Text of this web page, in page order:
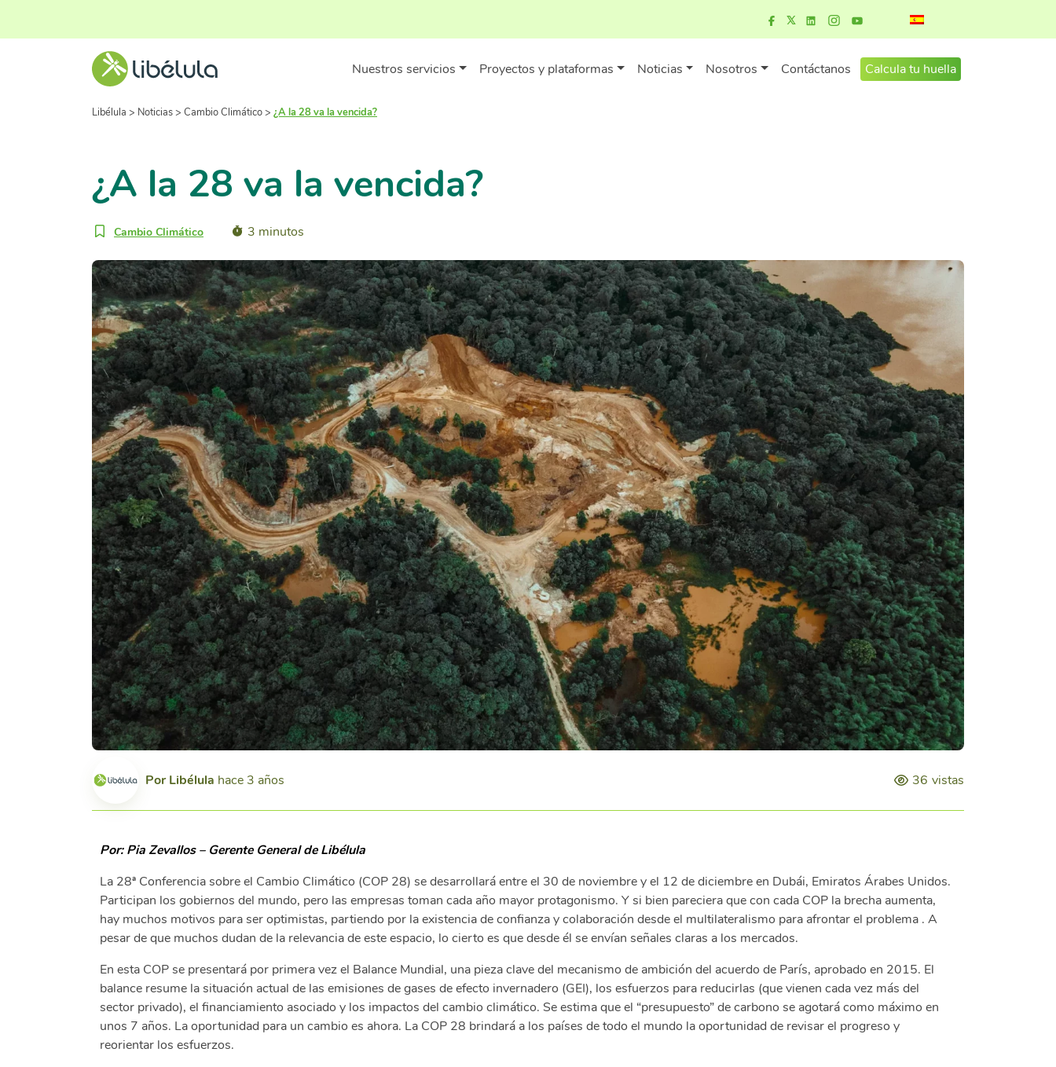
Nuestros servicios Proyectos y plataformas Noticias Nosotros Contáctanos Calcula tu huella
Libélula > Noticias> Cambio Climático> ¿A la 28 va la vencida?
¿A la 28 va la vencida?
Cambio Climático 3 minutos
PorLibélula hace 3 años 36 vistas
Por: Pia Zevallos – Gerente General de Libélula
La 28ª Conferencia sobre el Cambio Climático (COP 28) se desarrollará entre el 30 de noviembre y el 12 de diciembre en Dubái, Emiratos Árabes Unidos.
Participan los gobiernos del mundo, pero las empresas toman cada año mayor protagonismo. Y si bien pareciera que con cada COP la brecha aumenta,
hay muchos motivos para ser optimistas, partiendo por la existencia de confianza y colaboración desde el multilateralismo para afrontar el problema . A
pesar de que muchos dudan de la relevancia de este espacio, lo cierto es que desde él se envían señales claras a los mercados.
En esta COP se presentará por primera vez el Balance Mundial, una pieza clave del mecanismo de ambición del acuerdo de París, aprobado en 2015. El
balance resume la situación actual de las emisiones de gases de efecto invernadero (GEI), los esfuerzos para reducirlas (que vienen cada vez más del
sector privado), el financiamiento asociado y los impactos del cambio climático. Se estima que el “presupuesto” de carbono se agotará como máximo en
unos 7 años. La oportunidad para un cambio es ahora. La COP 28 brindará a los países de todo el mundo la oportunidad de revisar el progreso y
reorientar los esfuerzos.